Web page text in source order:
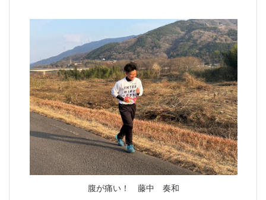
腹が痛い！ 藤中 奏和